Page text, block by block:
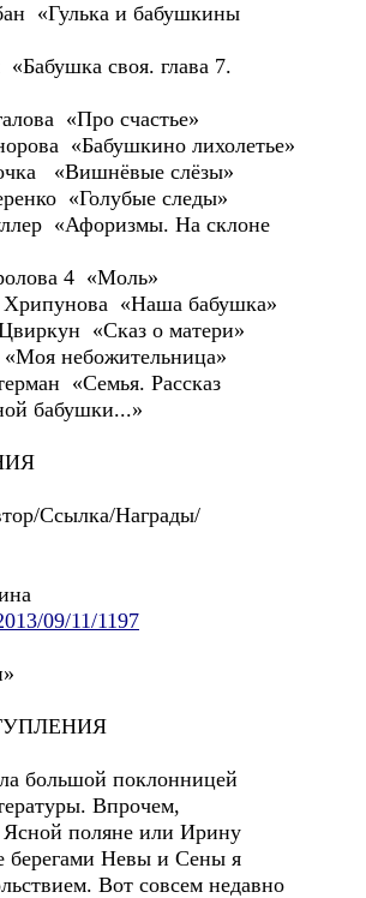
«Гулька и бабушкины
«Бабушка своя. глава 7.
«Про счастье»
«Бабушкино лихолетье»
«Вишнёвые слёзы»
«Голубые следы»
«Афоризмы. На склоне
4 «Моль»
Хрипунова «Наша бабушка»
«Сказ о матери»
небожительница»
«Семья. Рассказ
бабушки...»
Ссылка/Награды/
09/11/1197
большой поклонницей
Впрочем,
поляне или Ирину
берегами Невы и Сены я
Вот совсем недавно